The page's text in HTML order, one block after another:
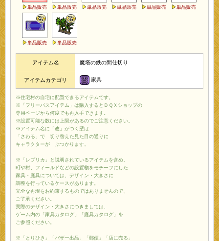
単品販売 単品販売 単品販売 単品販売 単品販売 単品販売
単品販売 単品販売
アイテム名 魔塔の鉄の間仕切り
アイテムカテゴリ 家具
※住宅村の自宅に配置できるアイテムです。
※「フリーパスアイテム」は購入するとＤＱＸショップの
専用ページから何度でも再入手できます。
※設置可能な数には上限があるのでご注意ください。
※アイテム名に「改」がつく壁は
「さわる」で 切り替えた見た目の通りに
キャラクターが ぶつかります。
※「レプリカ」と説明されているアイテムを含め、
町や村、フィールドなどの設置物をモチーフにした
家具・庭具については、デザイン・大きさに
調整を行っているケースがあります。
完全な再現をお約束するものではありませんので、
ご了承ください。
実際のデザイン・大きさにつきましては、
ゲーム内の「家具カタログ」「庭具カタログ」を
ご参照ください。
※「とりひき」「バザー出品」「郵便」「店に売る」